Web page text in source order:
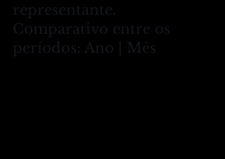
representante.
Comparativo entre os
períodos: Ano | Mês